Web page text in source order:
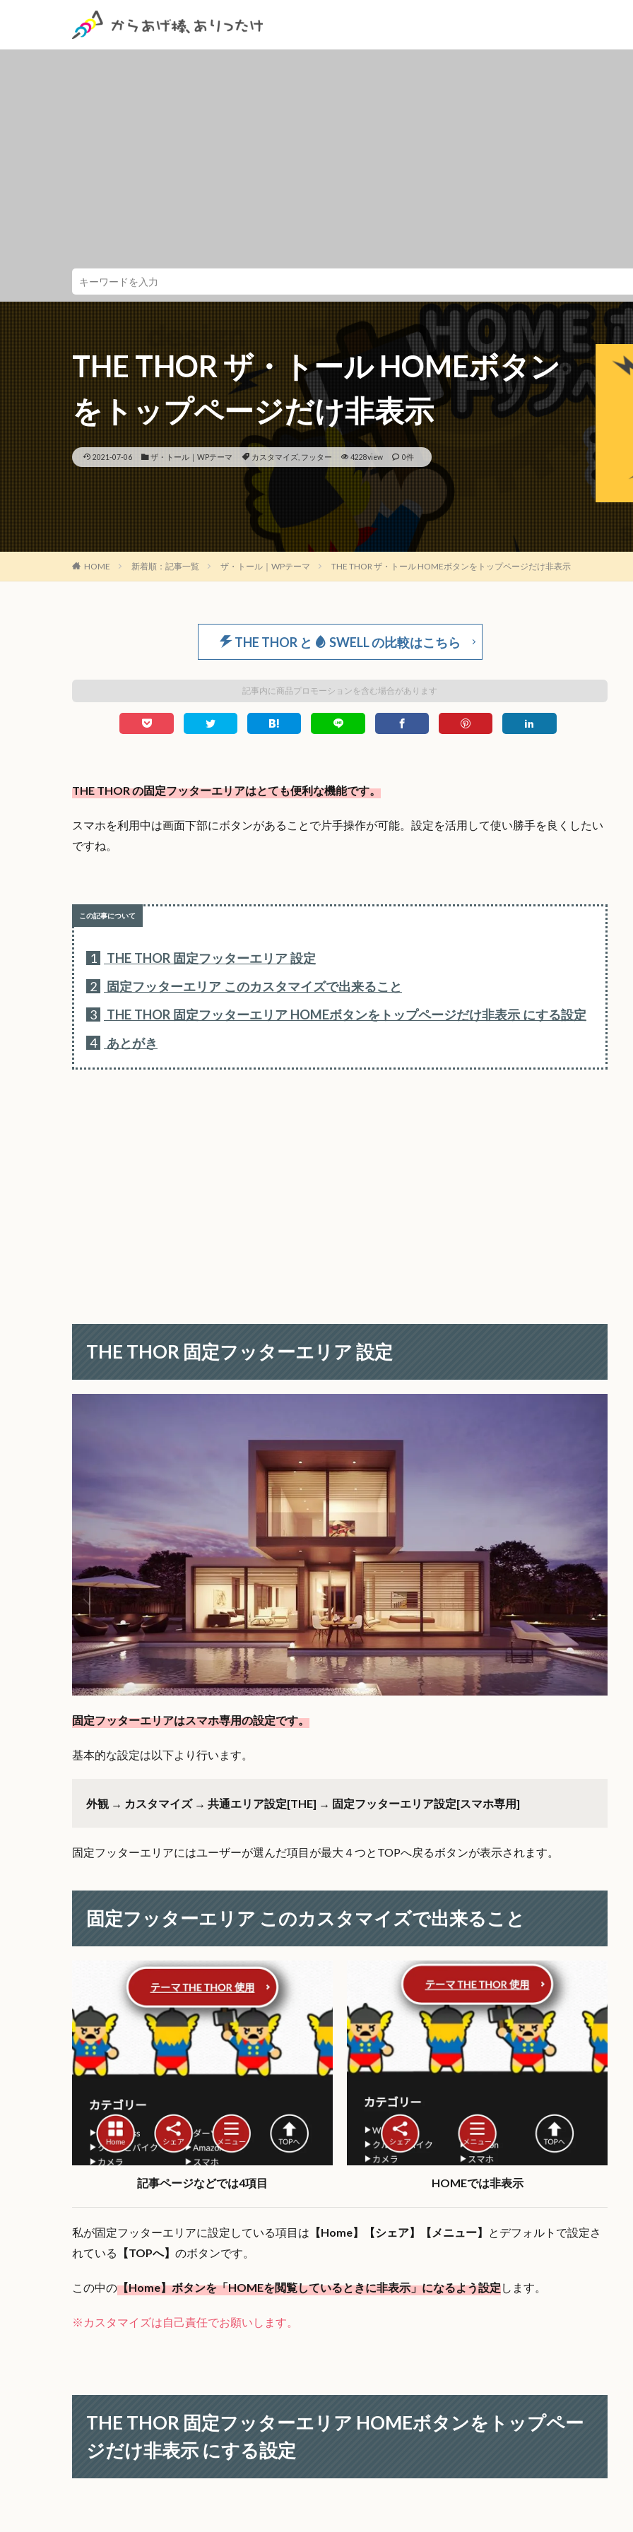
THE THOR ザ・トール HOMEボタン
をトップページだけ非表示
2021-07-06 ザ・トール｜WPテーマ カスタマイズ, フッター 4228view 0件
HOME 新着順：記事一覧 ザ・トール｜WPテーマ THE THOR ザ・トール HOMEボタンをトップページだけ非表示
THE THOR と SWELL の比較はこちら
記事内に商品プロモーションを含む場合があります
THE THOR の固定フッターエリアはとても便利な機能です。
スマホを利用中は画面下部にボタンがあることで片手操作が可能。設定を活用して使い勝手を良くしたい
ですね。
1
THE THOR 固定フッターエリア 設定
2
固定フッターエリア このカスタマイズで出来ること
3
THE THOR 固定フッターエリア HOMEボタンをトップページだけ非表示 にする設定
4
あとがき
THE THOR 固定フッターエリア 設定
固定フッターエリアはスマホ専用の設定です。
基本的な設定は以下より行います。
外観 → カスタマイズ → 共通エリア設定[THE] → 固定フッターエリア設定[スマホ専用]
固定フッターエリアにはユーザーが選んだ項目が最大４つとTOPへ戻るボタンが表示されます。
固定フッターエリア このカスタマイズで出来ること
記事ページなどでは4項目 HOMEでは非表示
私が固定フッターエリアに設定している項目は 【Home】【シェア】【メニュー】
とデフォルトで設定さ
れている
【TOPへ】 のボタンです。
この中の【Home】ボタンを「HOMEを閲覧しているときに非表示」になるよう設定します。
※カスタマイズは自己責任でお願いします。
THE THOR 固定フッターエリア HOMEボタンをトップペー
ジだけ非表示 にする設定